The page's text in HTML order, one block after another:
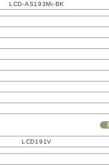
LCD-AS193Mi-BK
LCD191V